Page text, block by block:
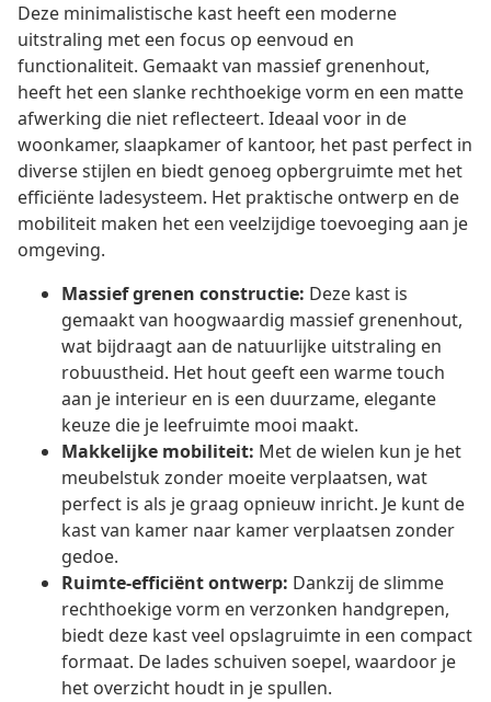
Deze minimalistische kast heeft een moderne
uitstraling met een focus op eenvoud en
functionaliteit. Gemaakt van massief grenenhout,
heeft het een slanke rechthoekige vorm en een matte
afwerking die niet reflecteert. Ideaal voor in de
woonkamer, slaapkamer of kantoor, het past perfect in
diverse stijlen en biedt genoeg opbergruimte met het
efficiënte ladesysteem. Het praktische ontwerp en de
mobiliteit maken het een veelzijdige toevoeging aan je
omgeving.
Massief grenen constructie: Deze kast is
gemaakt van hoogwaardig massief grenenhout,
wat bijdraagt aan de natuurlijke uitstraling en
robuustheid. Het hout geeft een warme touch
aan je interieur en is een duurzame, elegante
keuze die je leefruimte mooi maakt.
Makkelijke mobiliteit: Met de wielen kun je het
meubelstuk zonder moeite verplaatsen, wat
perfect is als je graag opnieuw inricht. Je kunt de
kast van kamer naar kamer verplaatsen zonder
gedoe.
Ruimte-efficiënt ontwerp: Dankzij de slimme
rechthoekige vorm en verzonken handgrepen,
biedt deze kast veel opslagruimte in een compact
formaat. De lades schuiven soepel, waardoor je
het overzicht houdt in je spullen.